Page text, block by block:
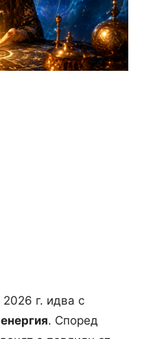
г. идва с
. Според